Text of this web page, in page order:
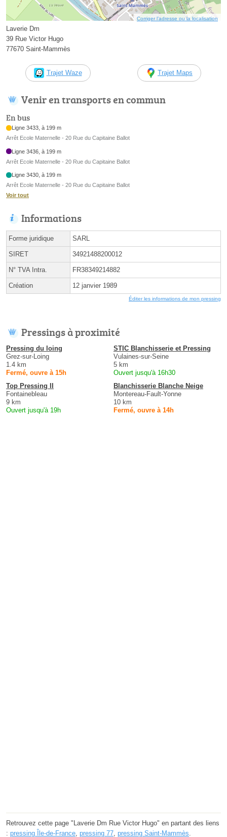
Corriger l’adresse ou la localisation
Laverie Dm
39 Rue Victor Hugo
77670 Saint-Mammès
Trajet Waze Trajet Maps
Venir en transports en commun
En bus
Ligne 3433, à 199 m
Arrêt Ecole Maternelle - 20 Rue du Capitaine Ballot
Ligne 3436, à 199 m
Arrêt Ecole Maternelle - 20 Rue du Capitaine Ballot
Ligne 3430, à 199 m
Arrêt Ecole Maternelle - 20 Rue du Capitaine Ballot
Voir tout
Informations
Forme juridique SARL
SIRET 34921488200012
N° TVA Intra. FR38349214882
Création 12 janvier 1989
Éditer les informations de mon pressing
Pressings à proximité
Pressing du loing
Grez-sur-Loing
1.4 km
Fermé, ouvre à 15h
STIC Blanchisserie et Pressing
Vulaines-sur-Seine
5 km
Ouvert jusqu'à 16h30
Top Pressing II
Fontainebleau
9 km
Ouvert jusqu'à 19h
Blanchisserie Blanche Neige
Montereau-Fault-Yonne
10 km
Fermé, ouvre à 14h
Retrouvez cette page "Laverie Dm Rue Victor Hugo" en partant des liens
: pressing Île-de-France, pressing 77, pressing Saint-Mammès.